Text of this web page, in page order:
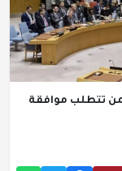
تتطلب موافقة